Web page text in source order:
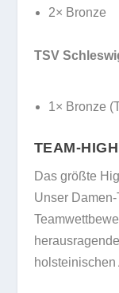
2× Bronze
TSV
1× Bronze
TEAM-
Das größte
Unser
holsteinischen